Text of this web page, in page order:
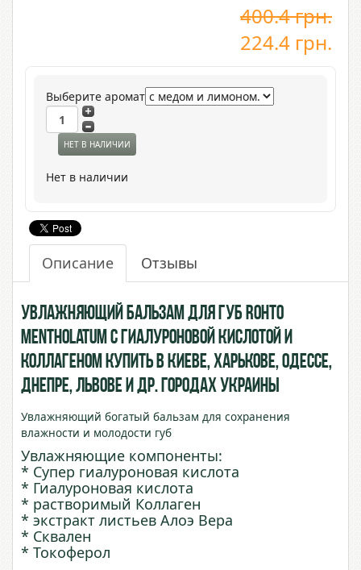
400.4грн.
224.4 грн.
Выберите аромат
НЕТ В НАЛИЧИИ
Нет в наличии
Описание Отзывы
Увлажняющий бальзам для губ ROHTO
Mentholatum с Гиалуроновой кислотой и
Коллагеном купить в Киеве, Харькове, Одессе,
Днепре, Львове и др. городах Украины
Увлажняющий богатый бальзам для сохранения
влажности и молодости губ
Увлажняющие компоненты:
* Супер гиалуроновая кислота
* Гиалуроновая кислота
* растворимый Коллаген
* экстракт листьев Алоэ Вера
* Сквален
* Токоферол